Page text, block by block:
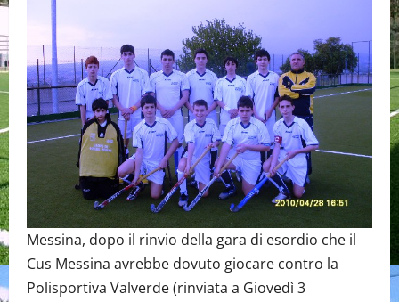
Messina, dopo il rinvio della gara di esordio che il
Cus Messina avrebbe dovuto giocare contro la
Polisportiva Valverde (rinviata a Giovedì 3